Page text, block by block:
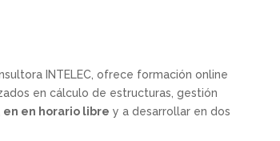
INTELEC, ofrece formación online
en cálculo de estructuras, gestión
en en horario libre y a desarrollar en dos